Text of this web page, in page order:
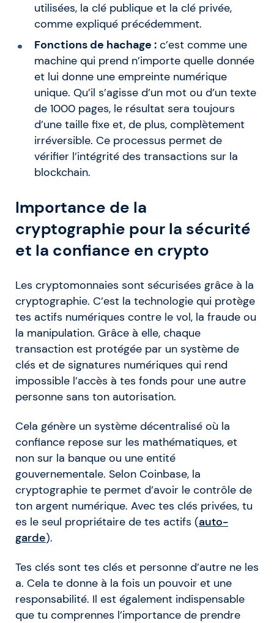
utilisées, la clé publique et la clé privée,
comme expliqué précédemment.
Fonctions de hachage :c’est comme une
machine qui prend n’importe quelle donnée
et lui donne une empreinte numérique
unique. Qu’il s’agisse d’un mot ou d’un texte
de 1000 pages, le résultat sera toujours
d’une taille fixe et, de plus, complètement
irréversible. Ce processus permet de
vérifier l’intégrité des transactions sur la
blockchain.
Importance de la
cryptographie pour la sécurité
et la confiance en crypto
Les cryptomonnaies sont sécurisées grâce à la
cryptographie. C’est la technologie qui protège
tes actifs numériques contre le vol, la fraude ou
la manipulation. Grâce à elle, chaque
transaction est protégée par un système de
clés et de signatures numériques qui rend
impossible l’accès à tes fonds pour une autre
personne sans ton autorisation.
Cela génère un système décentralisé où la
confiance repose sur les mathématiques, et
non sur la banque ou une entité
gouvernementale. Selon Coinbase, la
cryptographie te permet d’avoir le contrôle de
ton argent numérique. Avec tes clés privées, tu
es le seul propriétaire de tes actifs (auto-
garde).
Tes clés sont tes clés et personne d’autre ne les
a. Cela te donne à la fois un pouvoir et une
responsabilité. Il est également indispensable
que tu comprennes l’importance de prendre